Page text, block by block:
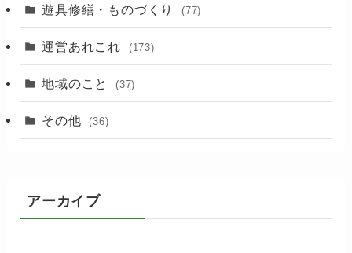
遊具修繕・ものづくり (77)
運営あれこれ (173)
地域のこと (37)
その他 (36)
アーカイブ